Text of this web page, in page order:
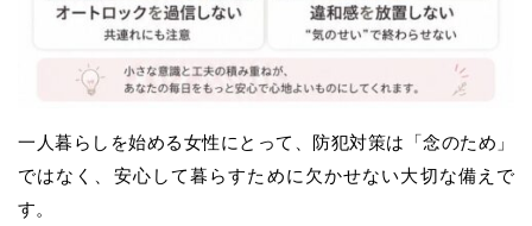
一人暮らしを始める女性にとって、防犯対策は「念のため」
ではなく、安心して暮らすために欠かせない大切な備えで
す。